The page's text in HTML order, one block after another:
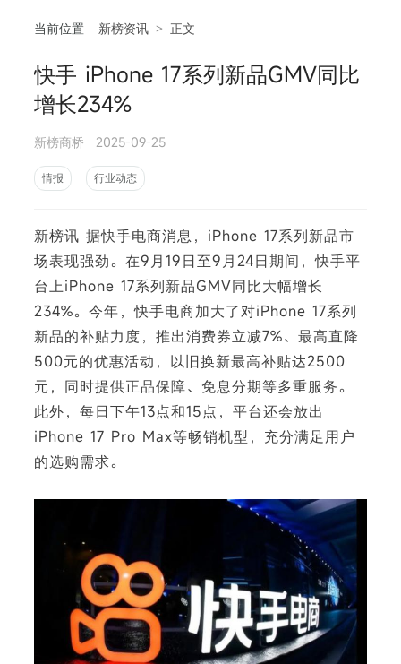
当前位置 新榜资讯 > 正文
快手 iPhone 17系列新品GMV同比
增长234%
新榜商桥 2025-09-25
情报 行业动态
新榜讯 据快手电商消息，iPhone 17系列新品市
场表现强劲。在9月19日至9月24日期间，快手平
台上iPhone 17系列新品GMV同比大幅增长
234%。今年，快手电商加大了对iPhone 17系列
新品的补贴力度，推出消费券立减7%、最高直降
500元的优惠活动，以旧换新最高补贴达2500
元，同时提供正品保障、免息分期等多重服务。
此外，每日下午13点和15点，平台还会放出
iPhone 17 Pro Max等畅销机型，充分满足用户
的选购需求。